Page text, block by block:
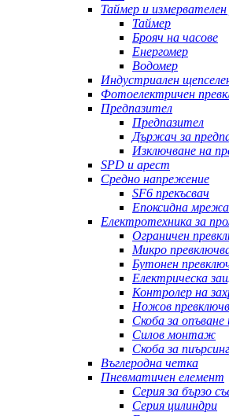
Таймер и измервателен
Таймер
Брояч на часове
Енергомер
Водомер
Индустриален
Фотоелектричен
Предпазител
Предпазител
Държач за
Изключване на
SPD и арест
Средно напрежение
SF6 прекъсвач
Епоксидна
Електротехника за
Ограничен
Микро
Бутонен
Електрическа
Контролер на
Ножов
Скоба за опъване
Силов монтаж
Скоба за
Въглеродна четка
Пневматичен елемент
Серия за бързо
Серия цилиндри